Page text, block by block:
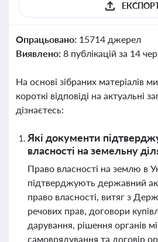
Опрацьовано: 15714 джерел
Виявлено: 8 публікацій за 14
На основі зібраних матеріалів
короткі відповіді на актуальні
дізнаєтесь:
Які документи
власності на земельну
Право власності на землю в
підтверджують державний
право власності, витяг з
речових прав, договори
дарування, рішення органів
самоврядування та договір